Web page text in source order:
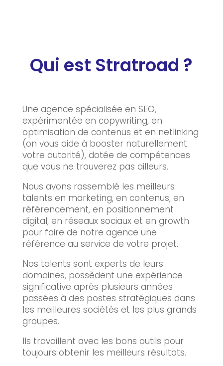
Qui est Stratroad ?
Une agence spécialisée en SEO,
expérimentée en copywriting, en
optimisation de contenus et en netlinking
(on vous aide à booster naturellement
votre autorité), dotée de compétences
que vous ne trouverez pas ailleurs.
Nous avons rassemblé les meilleurs
talents en marketing, en contenus, en
référencement, en positionnement
digital, en réseaux sociaux et en growth
pour faire de notre agence une
référence au service de votre projet.
Nos talents sont experts de leurs
domaines, possèdent une expérience
significative après plusieurs années
passées à des postes stratégiques dans
les meilleures sociétés et les plus grands
groupes.
Ils travaillent avec les bons outils pour
toujours obtenir les meilleurs résultats.